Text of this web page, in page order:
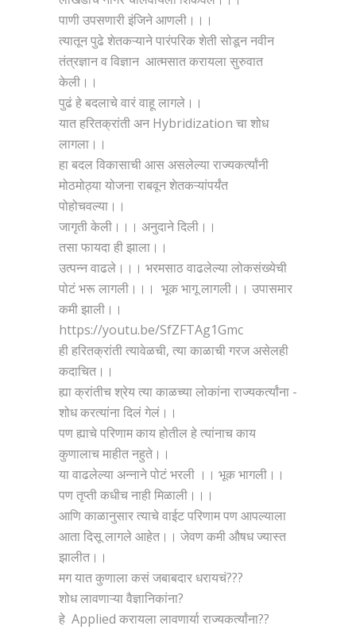
पाणी उपसणारी इंजिने आणली।।।
त्यातून पुढे शेतकऱ्याने पारंपरिक शेती सोडून नवीन
तंत्रज्ञान व विज्ञान आत्मसात करायला सुरुवात
केली।।
पुढं हे बदलाचे वारं वाहू लागले।।
यात हरितक्रांती अन Hybridization चा शोध
लागला।।
हा बदल विकासाची आस असलेल्या राज्यकर्त्यांनी
मोठमोठ्या योजना राबवून शेतकऱ्यांपर्यंत
पोहोचवल्या।।
जागृती केली।।। अनुदाने दिली।।
तसा फायदा ही झाला।।
उत्पन्न वाढले।।। भरमसाठ वाढलेल्या लोकसंख्येची
पोटं भरू लागली।।। भूक भागू लागली।। उपासमार
कमी झाली।।
https://youtu.be/SfZFTAg1Gmc
ही हरितक्रांती त्यावेळची, त्या काळाची गरज असेलही
कदाचित।।
ह्या क्रांतीच श्रेय त्या काळच्या लोकांना राज्यकर्त्यांना -
शोध करत्यांना दिलं गेलं।।
पण ह्याचे परिणाम काय होतील हे त्यांनाच काय
कुणालाच माहीत नहुते।।
या वाढलेल्या अन्नाने पोटं भरली ।। भूक भागली।।
पण तृप्ती कधीच नाही मिळाली।।।
आणि काळानुसार त्याचे वाईट परिणाम पण आपल्याला
आता दिसू लागले आहेत।। जेवण कमी औषध ज्यास्त
झालीत।।
मग यात कुणाला कसं जबाबदार धरायचं???
शोध लावणाऱ्या वैज्ञानिकांना?
हे Applied करायला लावणार्या राज्यकर्त्यांना??